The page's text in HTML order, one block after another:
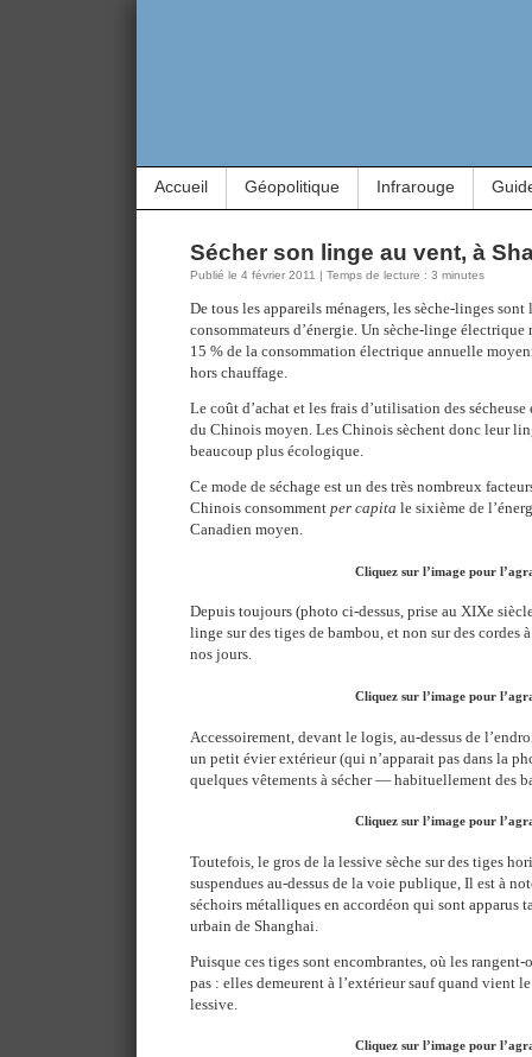
Accueil Géopolitique Infrarouge
Sécher son linge au vent, à
Publié le 4 février 2011 | Temps de lecture : 3 minutes
De tous les appareils ménagers, les sèche-linges sont
consommateurs d’énergie. Un sèche-linge
15 % de la consommation électrique annuelle
hors chauffage.
Le coût d’achat et les frais d’utilisation des
du Chinois moyen. Les Chinois sèchent donc leur
beaucoup plus écologique.
Ce mode de séchage est un des très nombreux
Chinois consomment per capita le sixième de
Canadien moyen.
Cliquez sur l’image pour
Depuis toujours (photo ci-dessus, prise au XIXe
linge sur des tiges de bambou, et non sur des cordes
nos jours.
Cliquez sur l’image pour
Accessoirement, devant le logis, au-dessus de
un petit évier extérieur (qui n’apparait pas dans la
quelques vêtements à sécher — habituellement des
Cliquez sur l’image pour
Toutefois, le gros de la lessive sèche sur des tiges
suspendues au-dessus de la voie publique, Il est à
séchoirs métalliques en accordéon qui sont apparus
urbain de Shanghai.
Puisque ces tiges sont encombrantes, où les
pas : elles demeurent à l’extérieur sauf quand vient
lessive.
Cliquez sur l’image pour